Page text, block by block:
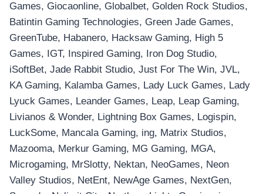
Games, Giocaonline, Globalbet, Golden Rock Studios,
Batintin Gaming Technologies, Green Jade Games,
GreenTube, Habanero, Hacksaw Gaming, High 5
Games, IGT, Inspired Gaming, Iron Dog Studio,
iSoftBet, Jade Rabbit Studio, Just For The Win, JVL,
KA Gaming, Kalamba Games, Lady Luck Games, Lady
Lyuck Games, Leander Games, Leap, Leap Gaming,
Livianos & Wonder, Lightning Box Games, Logispin,
LuckSome, Mancala Gaming, ing, Matrix Studios,
Mazooma, Merkur Gaming, MG Gaming, MGA,
Microgaming, MrSlotty, Nektan, NeoGames, Neon
Valley Studios, NetEnt, NewAge Games, NextGen,